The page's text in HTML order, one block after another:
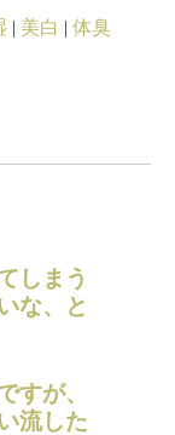
| 美白 | 体臭
しまう
な、と
すが、
流した